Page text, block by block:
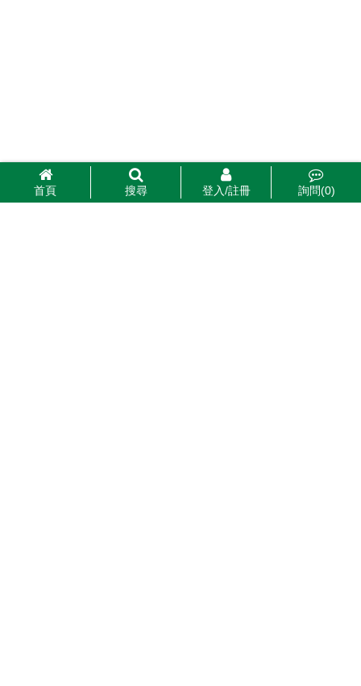
首頁 搜尋 登入/註冊 詢問(0)